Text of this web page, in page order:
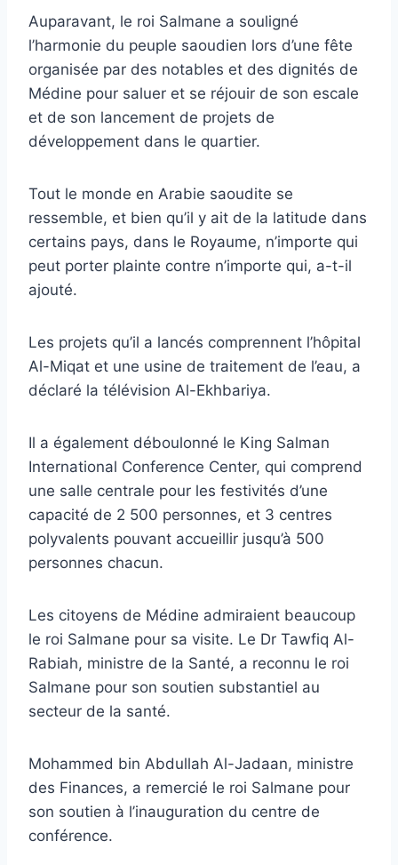
Auparavant, le roi Salmane a souligné
l’harmonie du peuple saoudien lors d’une fête
organisée par des notables et des dignités de
Médine pour saluer et se réjouir de son escale
et de son lancement de projets de
développement dans le quartier.
Tout le monde en Arabie saoudite se
ressemble, et bien qu’il y ait de la latitude dans
certains pays, dans le Royaume, n’importe qui
peut porter plainte contre n’importe qui, a-t-il
ajouté.
Les projets qu’il a lancés comprennent l’hôpital
Al-Miqat et une usine de traitement de l’eau, a
déclaré la télévision Al-Ekhbariya.
Il a également déboulonné le King Salman
International Conference Center, qui comprend
une salle centrale pour les festivités d’une
capacité de 2 500 personnes, et 3 centres
polyvalents pouvant accueillir jusqu’à 500
personnes chacun.
Les citoyens de Médine admiraient beaucoup
le roi Salmane pour sa visite. Le Dr Tawfiq Al-
Rabiah, ministre de la Santé, a reconnu le roi
Salmane pour son soutien substantiel au
secteur de la santé.
Mohammed bin Abdullah Al-Jadaan, ministre
des Finances, a remercié le roi Salmane pour
son soutien à l’inauguration du centre de
conférence.